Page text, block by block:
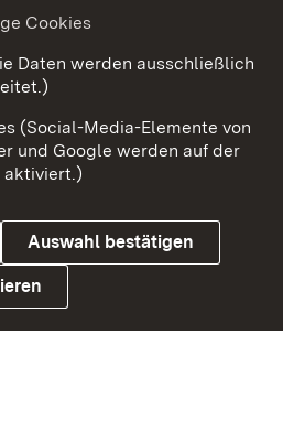
Barrierefreiheit
Cookies
Cookies
Daten werden ausschließlich
(Social-Media-Elemente von
und Google werden auf der
aktiviert.)
Auswahl bestätigen